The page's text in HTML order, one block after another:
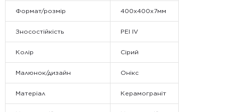
Формат/розмір 400x400x7мм
Зносостійкість PEI IV
Колір Сірий
Малюнок/дизайн Онікс
Матеріал Керамограніт